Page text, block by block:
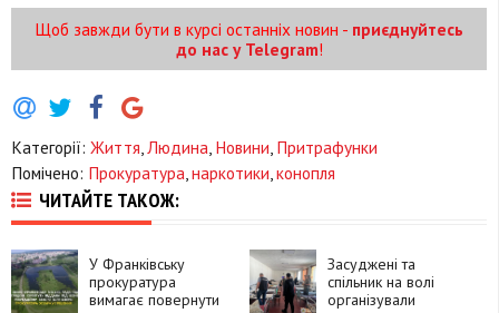
Щоб завжди бути в курсі останніх новин - приєднуйтесь
до нас у Telegram!
Категорії: Життя Людина Новини Притрафунки
Помічено: Прокуратура наркотики конопля
ЧИТАЙТЕ ТАКОЖ:
У Франківську
прокуратура
вимагає повернути
Засуджені та
спільник на волі
організували